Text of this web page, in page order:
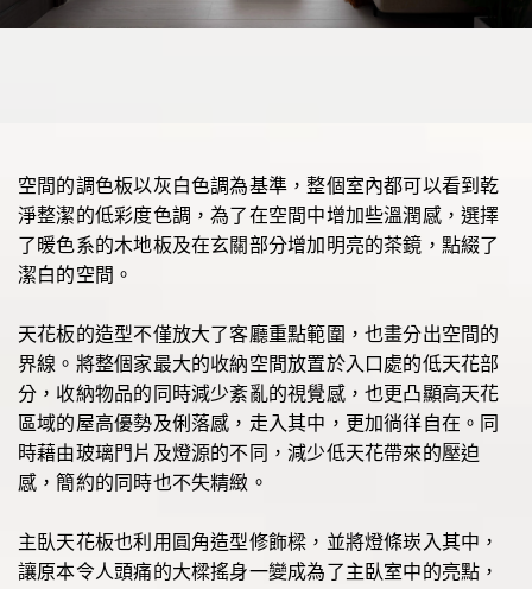
空間的調色板以灰白色調為基準，整個室內都可以看到乾
淨整潔的低彩度色調，為了在空間中增加些溫潤感，選擇
了暖色系的木地板及在玄關部分增加明亮的茶鏡，點綴了
潔白的空間。
天花板的造型不僅放大了客廳重點範圍，也畫分出空間的
界線。將整個家最大的收納空間放置於入口處的低天花部
分，收納物品的同時減少紊亂的視覺感，也更凸顯高天花
區域的屋高優勢及俐落感，走入其中，更加徜徉自在。同
時藉由玻璃門片及燈源的不同，減少低天花帶來的壓迫
感，簡約的同時也不失精緻。
主臥天花板也利用圓角造型修飾樑，並將燈條崁入其中，
讓原本令人頭痛的大樑搖身一變成為了主臥室中的亮點，